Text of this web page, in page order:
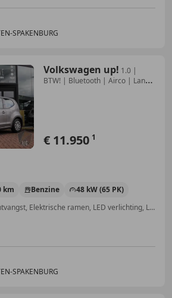
SPAKENBURG
Volkswagen up! 1.0 |
BTW! | Bluetooth | Airco | Lane-
€ 11.950 1
km Benzine
48 kW (65 PK)
Alarm, Digitale radio-ontvangst, Elektrische ramen, LED verlichting, LED dagrijverlichting, Lane Departure Warning Systeem, Radio
SPAKENBURG